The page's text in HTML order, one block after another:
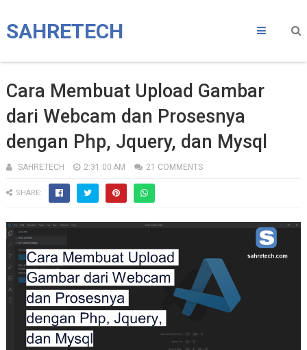
SAHRETECH
Cara Membuat Upload Gambar
dari Webcam dan Prosesnya
dengan Php, Jquery, dan Mysql
SAHRETECH 2:31:00 AM 21 COMMENTS
SHARE: